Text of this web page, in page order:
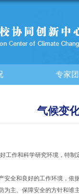
专家
气候变
工作和科学研究环境，特
全和良好的工作环境，依
主、保障安全的方针和谁